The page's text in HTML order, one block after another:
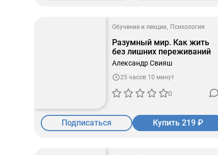
Обучение и лекции Психология
Разумный мир. Как жить
без лишних переживаний
Александр Свияш
25 часов 10 минут
0
Подписаться Купить 219 ₽